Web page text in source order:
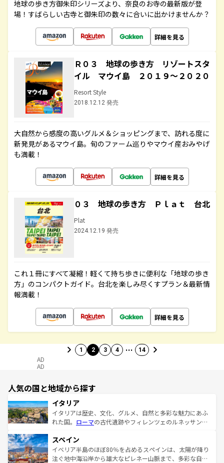
地球の歩き方御朱印シリーズより、奈良のお寺の最新版が登
場！すばらしい古寺と御朱印の数々に合いに出かけませんか？
詳細を見る
Ｒ０３ 地球の歩き方 リゾートスタ
イル マウイ島 ２０１９～２０２０
Resort Style
2018.12.12 発売
大自然から感度の高いグルメ＆ショッピングまで、訪れる度に
新発見があるマウイ島。旬のファーム巡りやマウイ産おみやげ
も満載！
詳細を見る
０３ 地球の歩き方 Ｐｌａｔ 台北
Plat
2024.12.19 発売
これ１冊にすべて凝縮！軽くて持ち歩きに便利な「地球の歩き
方」のコンパクトガイド。台北を楽しみ尽くすプラン＆最新情
報満載！
詳細を見る
1 2 3 4 … 14
AD
AD
人気の国と地域から探す
イタリア
イタリアは歴史、文化、グルメ、自然と多彩な魅力にあふ
れた国。 ローマの古代遺跡やフィレンツェのルネッサンス
ろん、トスカーナの美しい田園風景やアマルフィ海岸の絶
景など、自然景観も見逃せない。観光の合間には、本場の
ピザやパスタなど、絶品のイタリア料理を堪能することも
スペイン
イベリア半島のほぼ80％を占めるスペインは、太陽が降り
注ぐ地中海沿岸から雄大なピレネー山脈まで、多彩な自然